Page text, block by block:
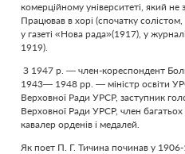
комерційному університеті, який не
Працював в хорі (спочатку
у газеті «Нова рада»(1917), у
1919).
З 1947 р. — член-кореспондент
1943— 1948 рр. — міністр освіти
Верховної Ради УРСР, заступник
Верховної Ради УРСР, член багатьох
кавалер орденів і медалей.
Як поет П. Г. Тичина починав у